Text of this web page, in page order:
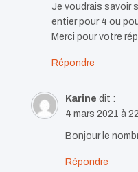
Je voudrais savoir
entier pour 4 ou
Merci pour votre
Répondre
Karine dit :
4 mars 2021 à
Bonjour le
Répondre